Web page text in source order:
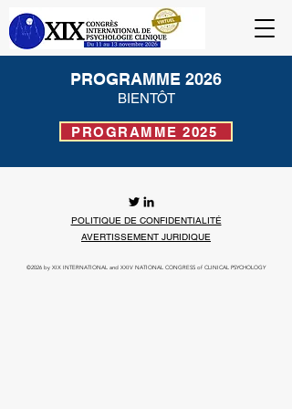
BIENTÔT
PROGRAMME 2025
PROGRAMME 2026
POLITIQUE DE CONFIDENTIALITÉ
AVERTISSEMENT JURIDIQUE
©2026 by XIX INTERNATIONAL and XXIV NATIONAL CONGRESS of CLINICAL PSYCHOLOGY